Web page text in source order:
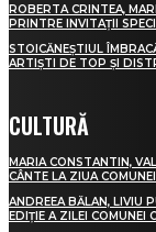
ROBERTA CRINTEA,
PRINTRE INVITAȚII
STOICĂNEȘTIUL
ARTIȘTI DE TOP ȘI
CULTURĂ
MARIA CONSTANTIN,
CÂNTE LA ZIUA
ANDREEA BĂLAN, LIVIU
EDIȚIE A ZILEI COMUNEI